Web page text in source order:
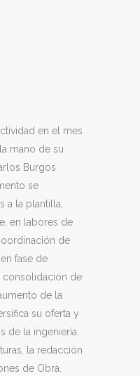
en el mes
mano de su
Burgos
se
a la plantilla,
en labores de
de
fase de
consolidación de
de la
su oferta y
de la ingeniería,
la redacción
de Obra.